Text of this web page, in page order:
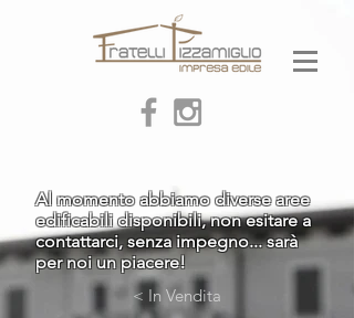
Al momento abbiamo diverse aree
edificabili disponibili, non esitare a
contattarci, senza impegno... sarà
per noi un piacere!
< In Vendita